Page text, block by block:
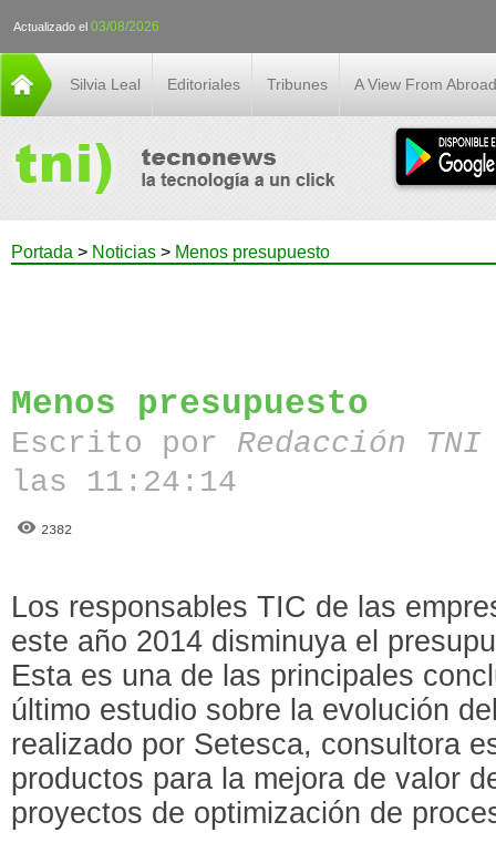
Actualizado el 03/08/2026
Silvia Leal Editoriales Tribunes A View From Abroad
Portada > Noticias > Menos presupuesto
Menos presupuesto
Escrito por Redacción
las 11:24:14
2382
Los responsables TIC de las
este año 2014 disminuya el
Esta es una de las principales
último estudio sobre la evolución
realizado por Setesca, consultora
productos para la mejora de valor
proyectos de optimización de